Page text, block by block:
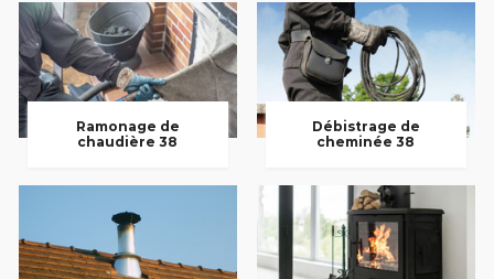
Ramonage de
chaudière 38
Débistrage de
cheminée 38